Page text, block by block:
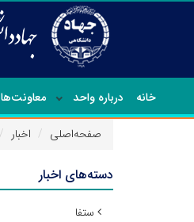
خانه درباره واحد معاونت‌ها
صفحه‌اصلی اخبار
دسته‌های اخبار
ستفا